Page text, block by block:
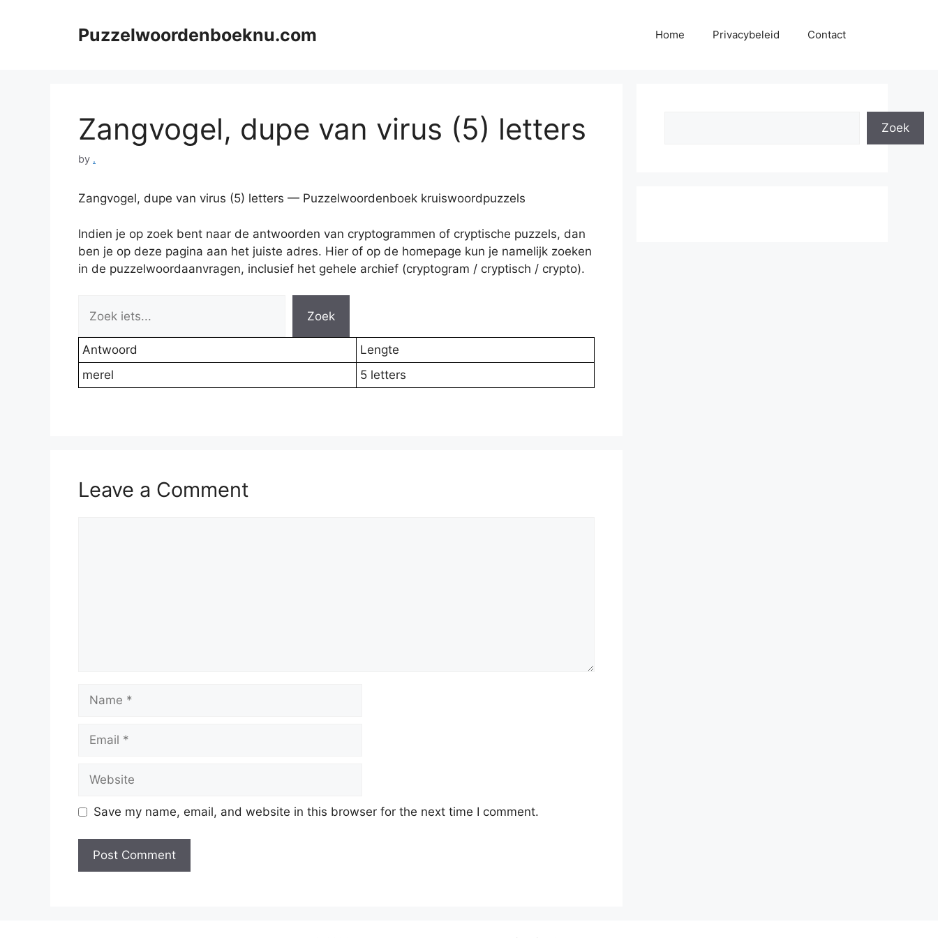
Puzzelwoordenboeknu.com Home Privacybeleid Contact
Zangvogel, dupe van virus (5) letters
by .
Zangvogel, dupe van virus (5) letters — Puzzelwoordenboek kruiswoordpuzzels
Indien je op zoek bent naar de antwoorden van cryptogrammen of cryptische puzzels, dan
ben je op deze pagina aan het juiste adres. Hier of op de homepage kun je namelijk zoeken
in de puzzelwoordaanvragen, inclusief het gehele archief (cryptogram / cryptisch / crypto).
Zoek
Antwoord
Lengte
merel
5 letters
Leave a Comment
Name
Email
Website
Save my name, email, and website in this browser for the next time I comment.
Zoek